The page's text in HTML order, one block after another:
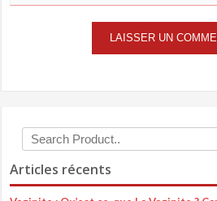
Articles récents